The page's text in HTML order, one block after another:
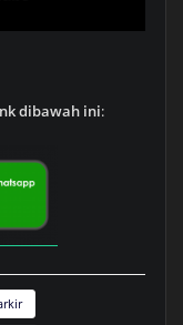
dibawah ini: